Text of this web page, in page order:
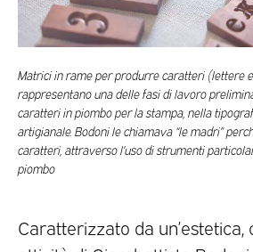
Matrici in rame per produrre caratteri (lettere
rappresentano una delle fasi di lavoro
caratteri in piombo per la stampa, nella
artigianale. Bodoni le chiamava “le madri”
caratteri, attraverso l’uso di strumenti
piombo
Caratterizzato da un’estetica,